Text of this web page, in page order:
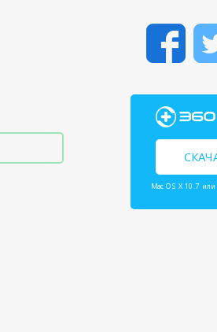
Mac OS X 10.7